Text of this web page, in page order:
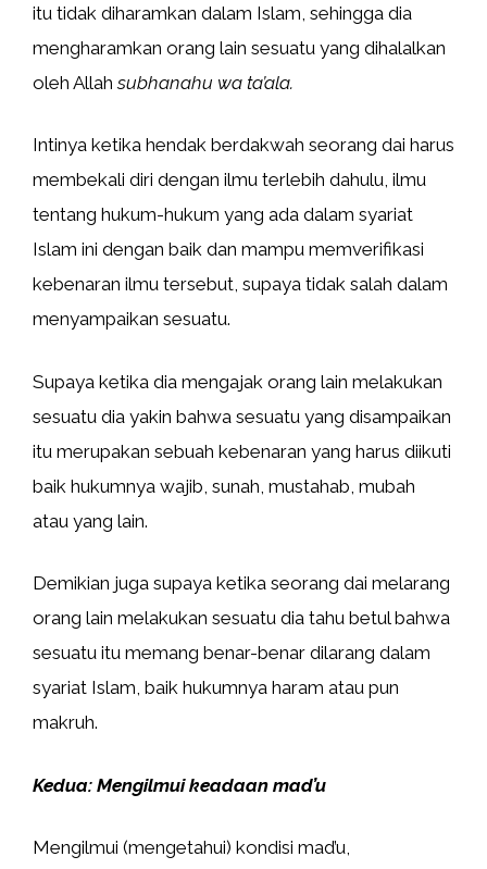
itu tidak diharamkan dalam Islam, sehingga dia
mengharamkan orang lain sesuatu yang dihalalkan
oleh Allahsubhanahu wa ta’ala.
Intinya ketika hendak berdakwah seorang dai harus
membekali diri dengan ilmu terlebih dahulu, ilmu
tentang hukum-hukum yang ada dalam syariat
Islam ini dengan baik dan mampu memverifikasi
kebenaran ilmu tersebut, supaya tidak salah dalam
menyampaikan sesuatu.
Supaya ketika dia mengajak orang lain melakukan
sesuatu dia yakin bahwa sesuatu yang disampaikan
itu merupakan sebuah kebenaran yang harus diikuti
baik hukumnya wajib, sunah, mustahab, mubah
atau yang lain.
Demikian juga supaya ketika seorang dai melarang
orang lain melakukan sesuatu dia tahu betul bahwa
sesuatu itu memang benar-benar dilarang dalam
syariat Islam, baik hukumnya haram atau pun
makruh.
Kedua: Mengilmui keadaan mad’u
Mengilmui (mengetahui) kondisi mad’u,